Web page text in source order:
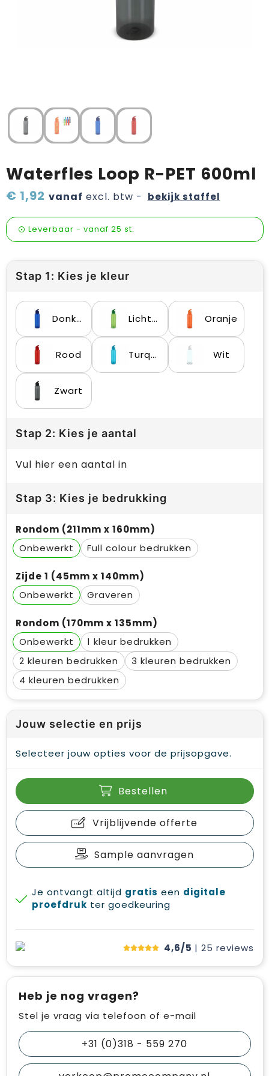
Verzorging & welness
Wijn, bier en proeverij
Zomerpakketten
Waterfles Loop R-PET 600ml
€ 1,92 vanaf excl. btw - bekijk staffel
Leverbaar - vanaf 25 st.
Stap 1: Kies je kleur
Donkerblauw Lichtgroen Oranje
Rood Turquoise Wit
Zwart
Stap 2: Kies je aantal
Vul hier een aantal in
Stap 3: Kies je bedrukking
Rondom (211mm x 160mm)
Onbewerkt
Full colour
Zijde 1 (45mm x 140mm)
Onbewerkt
Graveren
Rondom (170mm x 135mm)
Onbewerkt
1
2
3
4
Jouw selectie en prijs
Selecteer jouw opties voor de prijsopgave.
Bestellen
Vrijblijvende offerte
Sample aanvragen
Je ontvangt altijd gratis een digitale
proefdruk ter goedkeuring
4,6/5 | 25 reviews
Heb je nog vragen?
Stel je vraag via telefoon of e-mail
+31 (0)318 - 559 270